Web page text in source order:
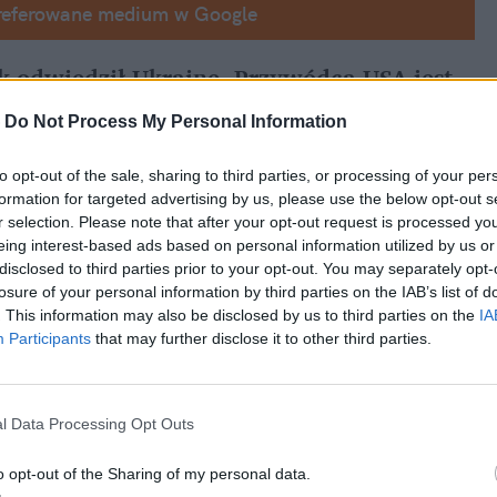
Do Not Process My Personal Information
opt-out of the sale, sharing to third parties, or processing of your
for targeted advertising by us, please use the below opt-out
selection. Please note that after your opt-out request is processed
interest-based ads based on personal information utilized by us
to third parties prior to your opt-out. You may separately
of your personal information by third parties on the IAB’s list of
This information may also be disclosed by us to third parties on the
Participants that may further disclose it to other third parties.
Data Processing Opt Outs
opt-out of the Sharing of my personal data.
medium w Google
odwiedził Ukrainę. Przywódca USA jest
wizyta
Donalda Trumpa. Dał temu wyraz w
wyborach prezydenckich w USA w
w swojej partii
Nikki Haley. To była gubernatorka
za kadencji Trumpa